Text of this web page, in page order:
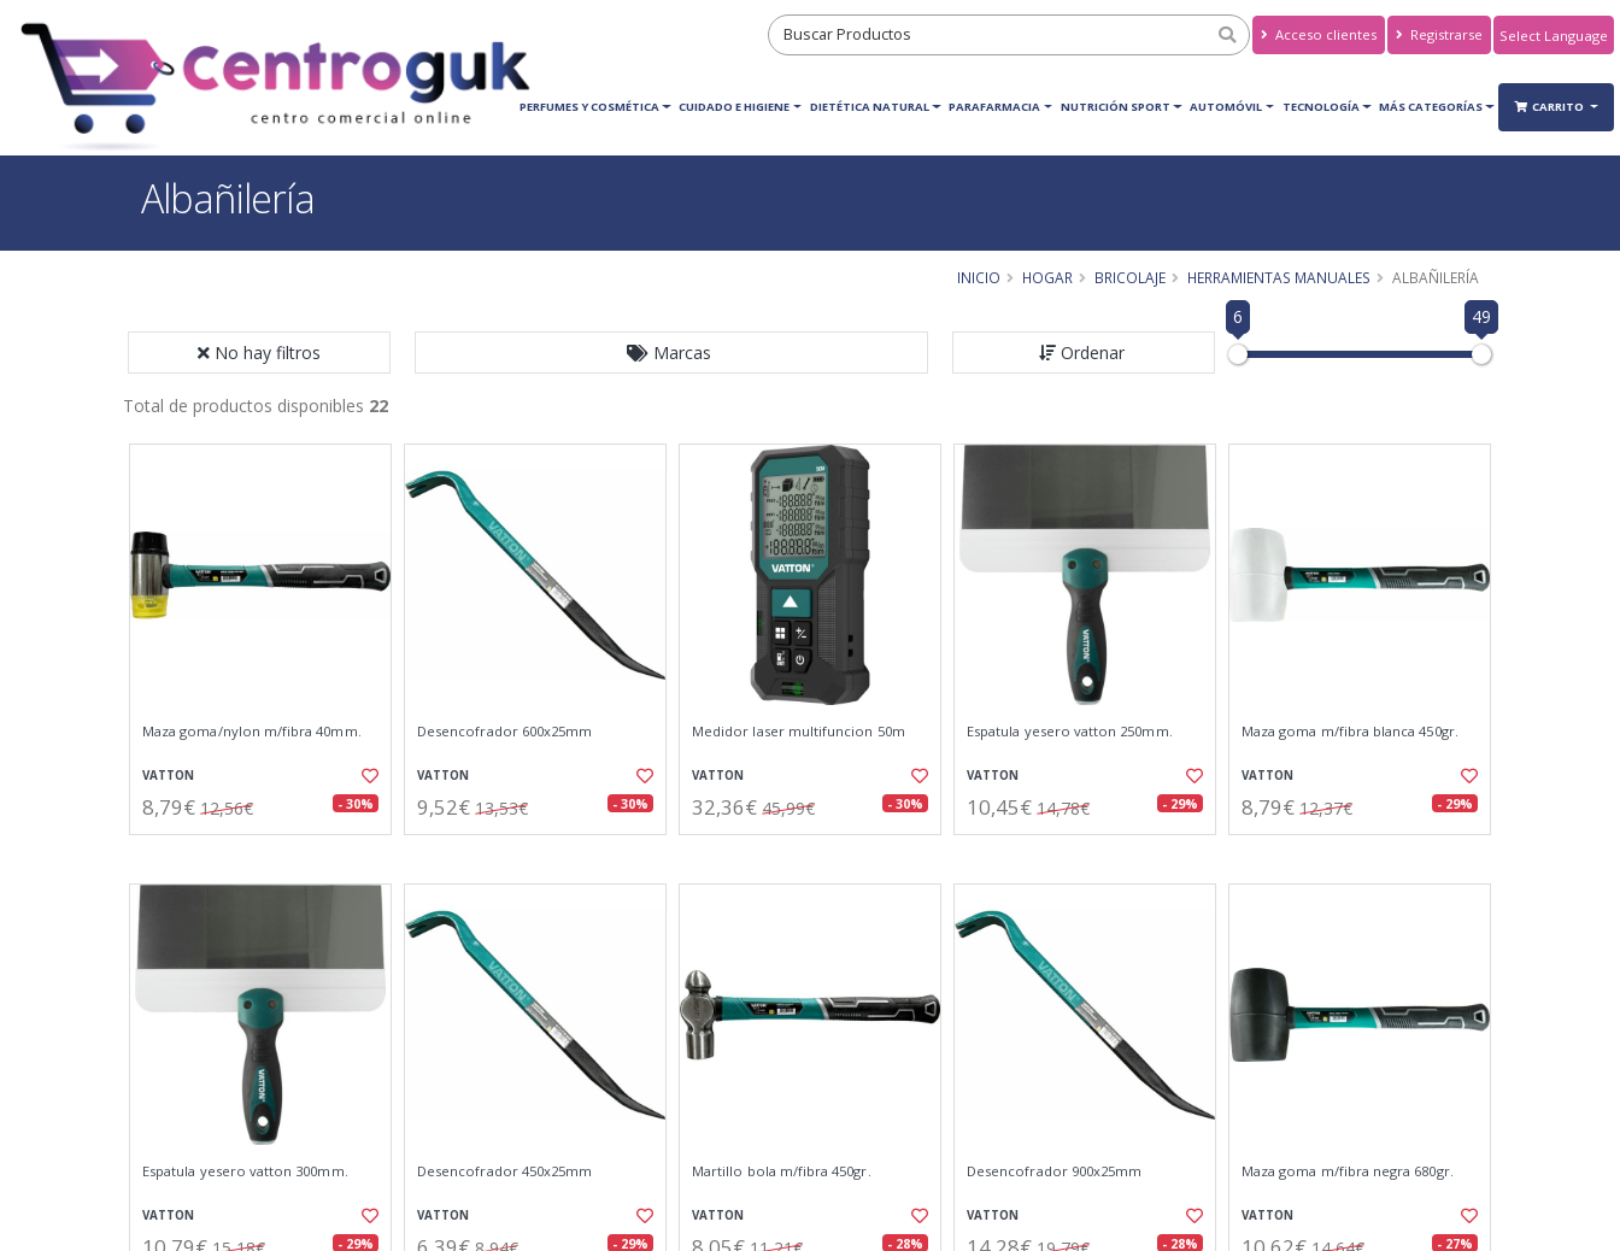
Acceso clientes Registrarse
Translate
INICIO PERFUMES Y COSMÉTICA CUIDADO E HIGIENE DIETÉTICA NATURAL PARAFARMACIA NUTRICIÓN SPORT AUTOMÓVIL TECNOLOGÍA MÁS CATEGORÍAS CARRITO
Albañilería
INICIO HOGAR BRICOLAJE HERRAMIENTAS MANUALES ALBAÑILERÍA
No hay filtros Marcas Ordenar
6 49
Total de productos disponibles 22
Maza goma/nylon m/fibra 40mm.
VATTON
8,79€ 12,56€ - 30%
Desencofrador 600x25mm
VATTON
9,52€ 13,53€ - 30%
Medidor laser multifuncion 50m
VATTON
32,36€ 45,99€ - 30%
Espatula yesero vatton 250mm.
VATTON
10,45€ 14,78€ - 29%
Maza goma m/fibra blanca 450gr.
VATTON
8,79€ 12,37€ - 29%
Espatula yesero vatton 300mm.
VATTON
- 29%
Desencofrador 450x25mm
VATTON
- 29%
Martillo bola m/fibra 450gr.
VATTON
- 28%
Desencofrador 900x25mm
VATTON
- 28%
Maza goma m/fibra negra 680gr.
VATTON
- 27%